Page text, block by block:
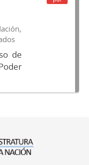
de